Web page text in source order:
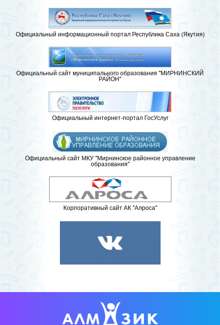
Официальный информационный портал Республика Саха (Якутия)
Официальный сайт муниципального образования "МИРНИНСКИЙ
РАЙОН"
Официальный интернет-портал ГосУслуг
Официальный сайт МКУ "Мирнинское районное управление
образования"
Корпоративный сайт АК "Алроса"